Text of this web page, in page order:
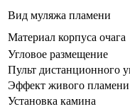
Вид муляжа пламени
Материал корпуса очага
Угловое размещение
Пульт дистанционного
Эффект живого пламени
Установка камина